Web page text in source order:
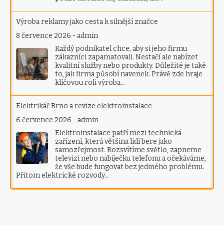
Výroba reklamy jako cesta k silnější značce
8 července 2026 - admin
Každý podnikatel chce, aby si jeho firmu
zákazníci zapamatovali. Nestačí ale nabízet
kvalitní služby nebo produkty. Důležité je také
to, jak firma působí navenek. Právě zde hraje
klíčovou roli výroba…
Elektrikář Brno a revize elektroinstalace
6 července 2026 - admin
Elektroinstalace patří mezi technická
zařízení, která většina lidí bere jako
samozřejmost. Rozsvítíme světlo, zapneme
televizi nebo nabíječku telefonu a očekáváme,
že vše bude fungovat bez jediného problému.
Přitom elektrické rozvody…